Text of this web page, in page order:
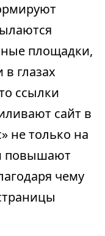
площадки,
глазах
ссылки
сайт в
не только на
повышают
чему